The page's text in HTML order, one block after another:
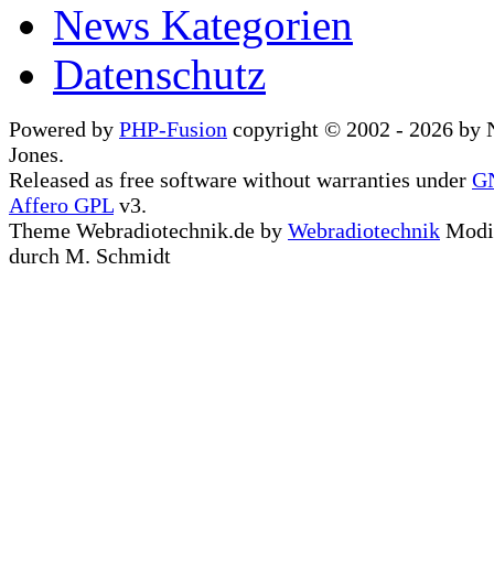
News Kategorien
Datenschutz
Powered by PHP-Fusion copyright © 2002 - 2026 by
Jones.
Released as free software without warranties under
Affero GPL v3.
Theme Webradiotechnik.de by Webradiotechnik
durch M. Schmidt